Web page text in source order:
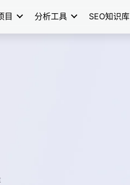
目 分析工具 SEO知识库